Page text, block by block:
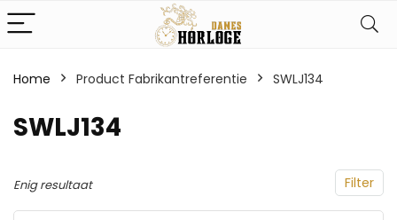
Home Product Fabrikantreferentie ‎SWLJ134
‎SWLJ134
Filter
Enig resultaat